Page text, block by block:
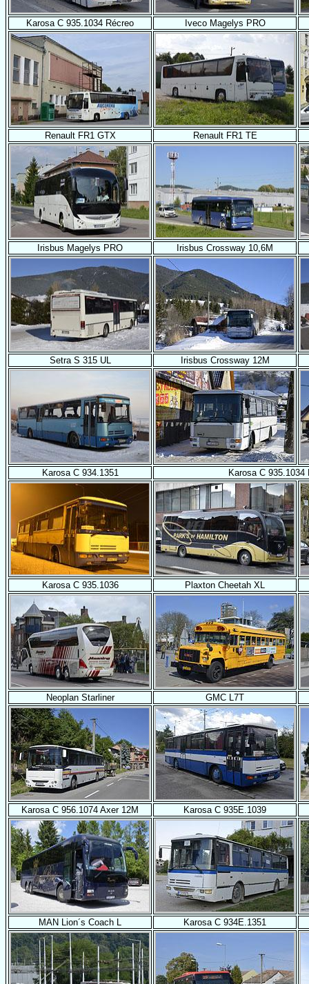
Karosa C 935.1034 Récreo Iveco Magelys PRO
Renault FR1 GTX Renault FR1 TE
Irisbus Magelys PRO Irisbus Crossway 10,6M
Setra S 315 UL Irisbus Crossway 12M
Karosa C 934.1351 Karosa C 935.1034
Karosa C 935.1036 Plaxton Cheetah XL
Neoplan Starliner GMC L7T
Karosa C 956.1074 Axer 12M Karosa C 935E.1039
MAN Lion´s Coach L Karosa C 934E.1351